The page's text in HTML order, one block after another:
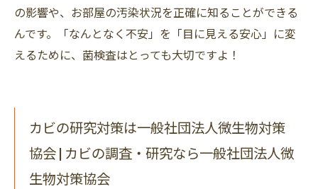
の影響や、お部屋の汚染状況を正確に知ることができる
んです。「なんとなく不安」を「目に見える安心」に変
えるために、菌検査はとっても大切ですよ！
カビの研究対策は一般社団法人微生物対策
協会 | カビの調査・研究なら一般社団法人微
生物対策協会